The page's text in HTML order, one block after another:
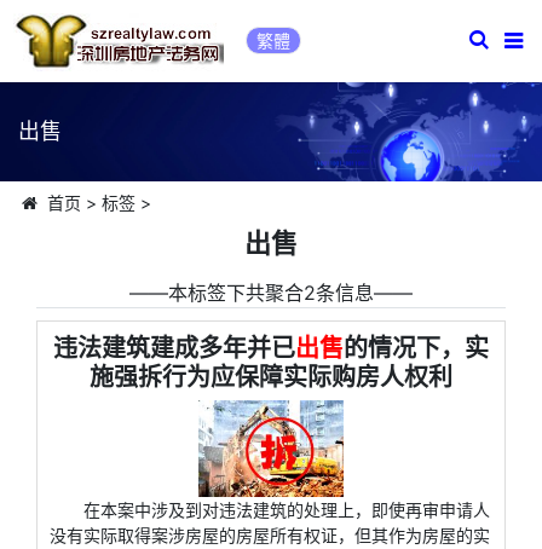
繁體
出售
首页 > 标签>
出售
――本标签下共聚合2条信息――
违法建筑建成多年并已出售的情况下，实
施强拆行为应保障实际购房人权利
在本案中涉及到对违法建筑的处理上，即使再审申请人
没有实际取得案涉房屋的房屋所有权证，但其作为房屋的实